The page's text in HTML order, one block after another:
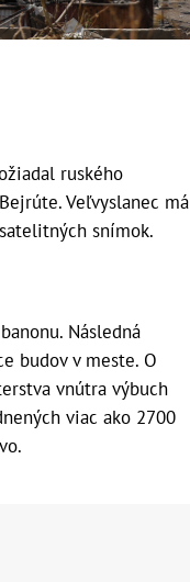
ruského
Veľvyslanec má
snímok.
Následná
budov v meste. O
vnútra výbuch
viac ako 2700